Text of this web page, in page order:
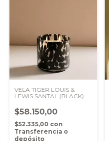
VELA TIGER LOUIS &
LEWIS SANTAL (BLACK)
$58.150,00
$52.335,00 con
Transferencia o
depósito